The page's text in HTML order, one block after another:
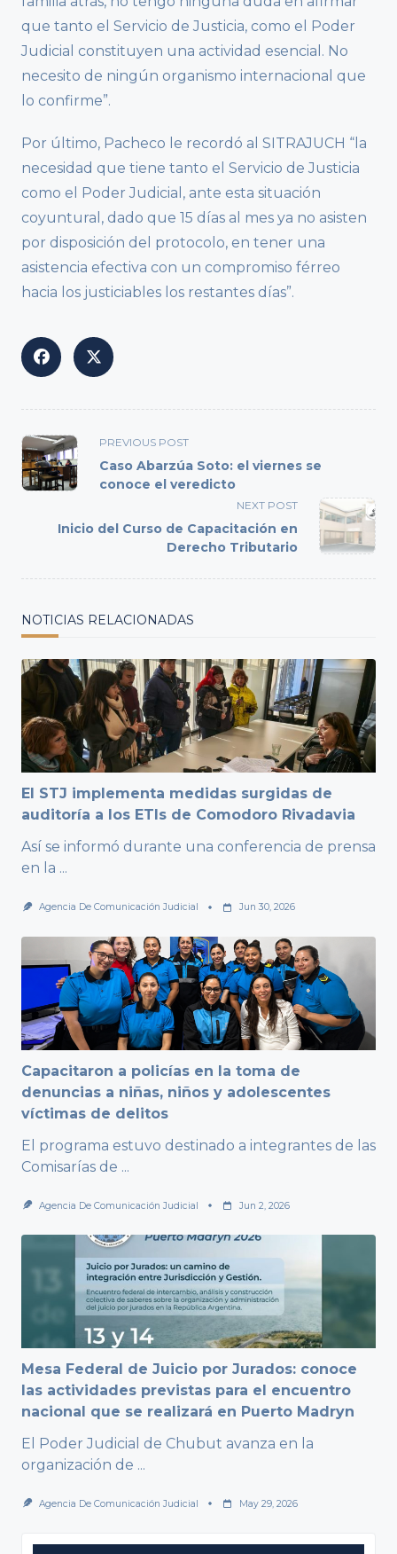
que tanto el Servicio de Justicia, como el Poder
Judicial constituyen una actividad esencial. No
necesito de ningún organismo internacional que
lo confirme”.
Por último, Pacheco le recordó al SITRAJUCH “la
necesidad que tiene tanto el Servicio de Justicia
como el Poder Judicial, ante esta situación
coyuntural, dado que 15 días al mes ya no asisten
por disposición del protocolo, en tener una
asistencia efectiva con un compromiso férreo
hacia los justiciables los restantes días”.
<span
class="nav-
subtitle
reader-
PREVIOUS POST
Caso Abarzúa Soto: el viernes se
conoce el veredicto
NEXT POST
Inicio del Curso de Capacitación en
Derecho Tributario
NOTICIAS RELACIONADAS
El STJ implementa medidas surgidas de
auditoría a los ETIs de Comodoro Rivadavia
Así se informó durante una conferencia de prensa
en la ...
Agencia De Comunicación Judicial Jun 30, 2026
Capacitaron a policías en la toma de
denuncias a niñas, niños y adolescentes
víctimas de delitos
El programa estuvo destinado a integrantes de las
Comisarías de ...
Agencia De Comunicación Judicial Jun 2, 2026
Mesa Federal de Juicio por Jurados: conoce
las actividades previstas para el encuentro
nacional que se realizará en Puerto Madryn
El Poder Judicial de Chubut avanza en la
organización de ...
Agencia De Comunicación Judicial May 29, 2026